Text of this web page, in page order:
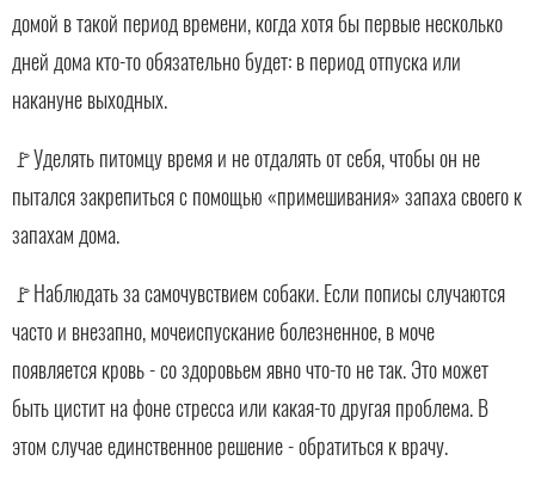
домой в такой период времени, когда хотя бы первые несколько
дней дома кто-то обязательно будет: в период отпуска или
накануне выходных.
🚩Уделять питомцу время и не отдалять от себя, чтобы он не
пытался закрепиться с помощью «примешивания» запаха своего к
запахам дома.
🚩Наблюдать за самочувствием собаки. Если пописы случаются
часто и внезапно, мочеиспускание болезненное, в моче
появляется кровь - со здоровьем явно что-то не так. Это может
быть цистит на фоне стресса или какая-то другая проблема. В
этом случае единственное решение - обратиться к врачу.